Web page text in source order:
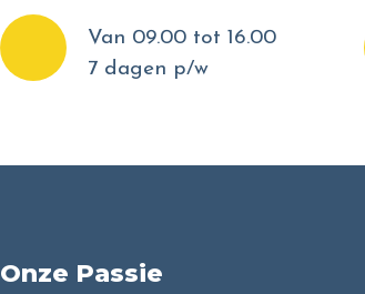
Van 09.00 tot 16.00
7 dagen p/w
Onze Passie